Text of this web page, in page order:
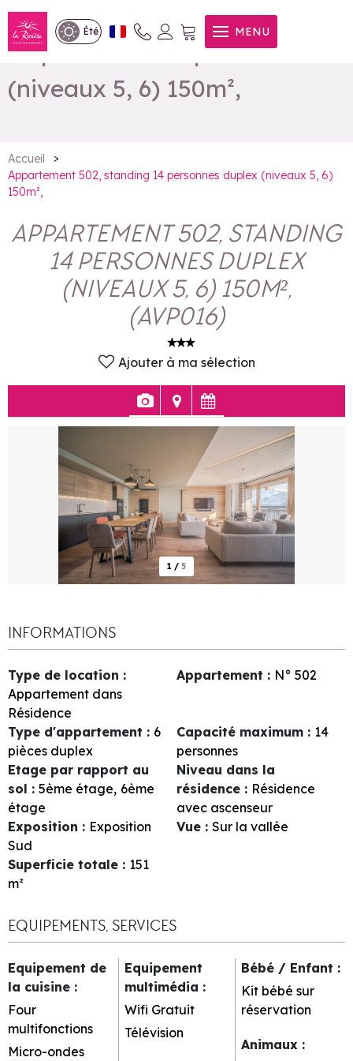
Été MENU
Appartement 502, standing
14 personnes duplex
(niveaux 5, 6) 150m²,
Accueil
>
Appartement 502, standing 14 personnes duplex (niveaux 5, 6)
150m²,
APPARTEMENT 502, STANDING
14 PERSONNES DUPLEX
(NIVEAUX 5, 6) 150M²,
(AVP016)
Ajouter à ma sélection
1 / 5
INFORMATIONS
Type de location :
Appartement dans
Résidence
Appartement : N° 502
Type d'appartement : 6
pièces duplex
Capacité maximum : 14
personnes
Etage par rapport au
sol : 5ème étage 6ème
étage
Niveau dans la
résidence : Résidence
avec ascenseur
Exposition : Exposition
Sud
Vue : Sur la vallée
Superficie totale : 151
m²
EQUIPEMENTS, SERVICES
Equipement de
la cuisine :
Four
multifonctions
Micro-ondes
Equipement
multimédia :
Wifi Gratuit
Télévision
Bébé / Enfant :
Kit bébé sur
réservation
Animaux :